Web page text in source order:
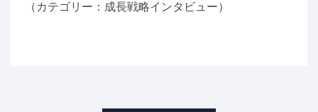
（カテゴリー：成長戦略インタビュー）